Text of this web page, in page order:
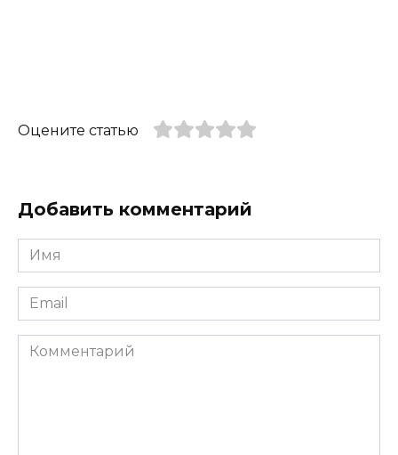
Оцените статью
Добавить комментарий
Имя
*
Email
*
Комментарий